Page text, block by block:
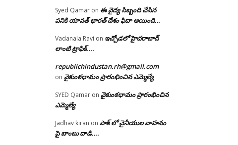
Syed Qamar on ఈ వైద్య సిబ్బంది చేసిన
పనికి యావత్ భారత్ దేశం ఫిదా అయింది…
Vadanala Ravi on ఇచ్చోడలో హైదరాబాద్
లాంటి ట్రాఫిక్….
republichindustan.rh@gmail.com
on వైకుంఠధామం ప్రారంభించిన ఎమ్మెల్యే
SYED Qamar on వైకుంఠధామం ప్రారంభించిన
ఎమ్మెల్యే
Jadhav kiran on పాక్ లో చైనీయుల వాహనం
పై బాంబు దాడి….